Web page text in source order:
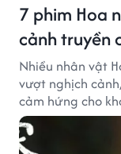
7 phim Hoa
cảnh truyền
Nhiều nhân vật
vượt nghịch
cảm hứng cho